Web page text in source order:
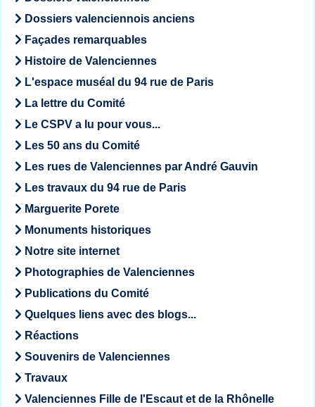
Dossiers valenciennois anciens
Façades remarquables
Histoire de Valenciennes
L'espace muséal du 94 rue de Paris
La lettre du Comité
Le CSPV a lu pour vous...
Les 50 ans du Comité
Les rues de Valenciennes par André Gauvin
Les travaux du 94 rue de Paris
Marguerite Porete
Monuments historiques
Notre site internet
Photographies de Valenciennes
Publications du Comité
Quelques liens avec des blogs...
Réactions
Souvenirs de Valenciennes
Travaux
Valenciennes Fille de l'Escaut et de la Rhônelle